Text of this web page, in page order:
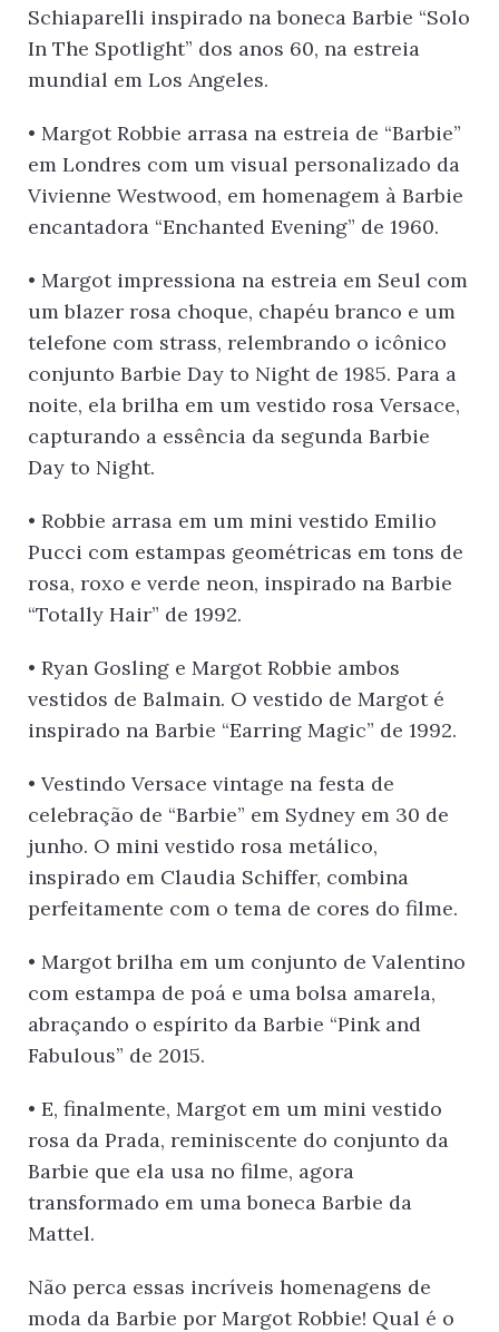
Schiaparelli inspirado na boneca Barbie “Solo
In The Spotlight” dos anos 60, na estreia
mundial em Los Angeles.
• Margot Robbie arrasa na estreia de “Barbie”
em Londres com um visual personalizado da
Vivienne Westwood, em homenagem à Barbie
encantadora “Enchanted Evening” de 1960.
• Margot impressiona na estreia em Seul com
um blazer rosa choque, chapéu branco e um
telefone com strass, relembrando o icônico
conjunto Barbie Day to Night de 1985. Para a
noite, ela brilha em um vestido rosa Versace,
capturando a essência da segunda Barbie
Day to Night.
• Robbie arrasa em um mini vestido Emilio
Pucci com estampas geométricas em tons de
rosa, roxo e verde neon, inspirado na Barbie
“Totally Hair” de 1992.
• Ryan Gosling e Margot Robbie ambos
vestidos de Balmain. O vestido de Margot é
inspirado na Barbie “Earring Magic” de 1992.
• Vestindo Versace vintage na festa de
celebração de “Barbie” em Sydney em 30 de
junho. O mini vestido rosa metálico,
inspirado em Claudia Schiffer, combina
perfeitamente com o tema de cores do filme.
• Margot brilha em um conjunto de Valentino
com estampa de poá e uma bolsa amarela,
abraçando o espírito da Barbie “Pink and
Fabulous” de 2015.
• E, finalmente, Margot em um mini vestido
rosa da Prada, reminiscente do conjunto da
Barbie que ela usa no filme, agora
transformado em uma boneca Barbie da
Mattel.
Não perca essas incríveis homenagens de
moda da Barbie por Margot Robbie! Qual é o